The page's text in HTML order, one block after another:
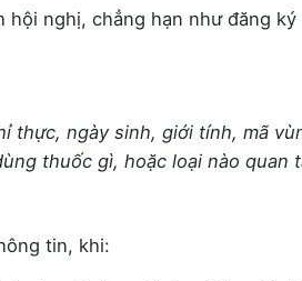
nghị, chẳng hạn như đăng
thực, ngày sinh, giới tính, mã
thuốc gì, hoặc loại nào quan
tin, khi: